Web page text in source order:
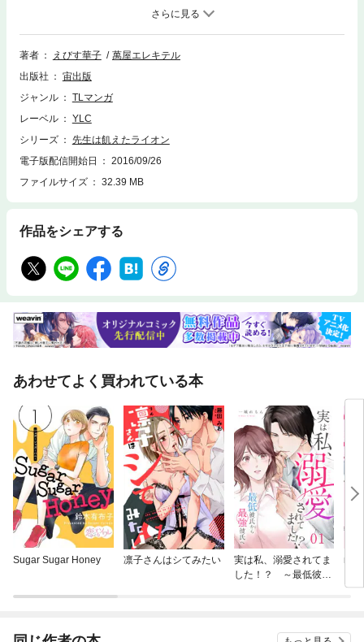
あおかん…変態プレイ満載☆超Hな作品集!!
著者 えびす華子
萬屋エレキテル
出版社
宙出版
ジャンル
TLマンガ
レーベル
YLC
シリーズ
先生は飢えたライオン
電子版配信開始日
2016/09/26
ファイルサイズ
32.39 MB
作品をシェアする
あわせてよく買われている本
Sugar Sugar Honey 凛子さんはシてみたい
実は私、溺愛されてま
した！？ ～最低彼氏
偏